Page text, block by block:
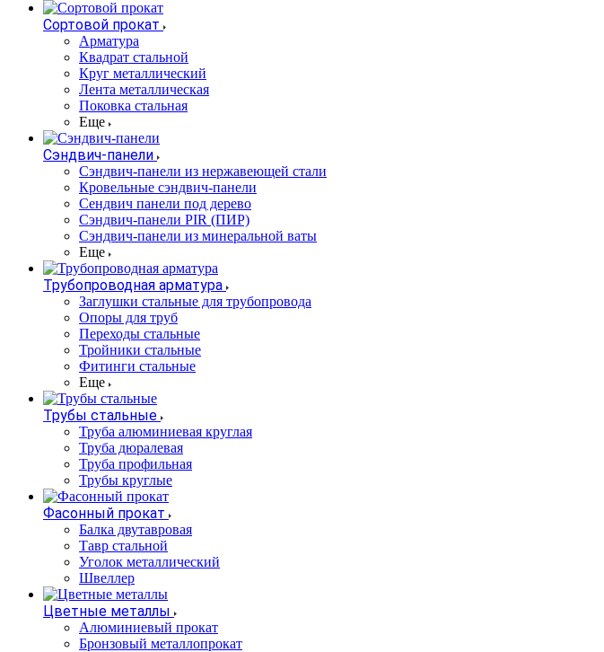
Сортовой прокат
Арматура
Квадрат стальной
Круг металлический
Лента металлическая
Поковка стальная
Еще
Сэндвич-панели
Cэндвич-панели из нержавеющей стали
Кровельные сэндвич-панели
Сендвич панели под дерево
Сэндвич-панели PIR (ПИР)
Сэндвич-панели из минеральной ваты
Еще
Трубопроводная арматура
Заглушки стальные для трубопровода
Опоры для труб
Переходы стальные
Тройники стальные
Фитинги стальные
Еще
Трубы стальные
Труба алюминиевая круглая
Труба дюралевая
Труба профильная
Трубы круглые
Фасонный прокат
Балка двутавровая
Тавр стальной
Уголок металлический
Швеллер
Цветные металлы
Алюминиевый прокат
Бронзовый металлопрокат